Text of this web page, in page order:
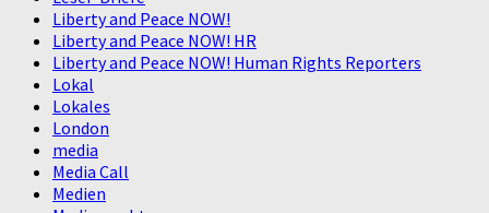
Liberty and Peace NOW!
Liberty and Peace NOW! HR
Liberty and Peace NOW! Human Rights Reporters
Lokal
Lokales
London
media
Media Call
Medien